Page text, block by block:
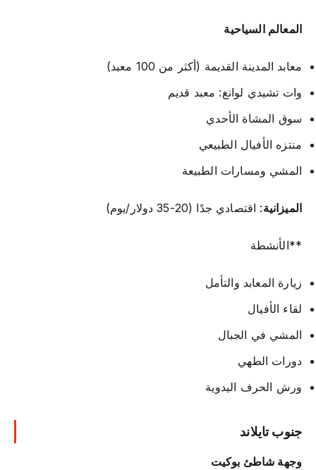
المعالم السياحية
معابد المدينة القديمة (أكثر من 100 معبد)
وات تشيدي لوانغ: معبد قديم
سوق المشاة الأحدي
منتزه الأفيال الطبيعي
المشي ومسارات الطبيعة
الميزانية: اقتصادي جدًا (20-35 دولار/يوم)
**الأنشطة
زيارة المعابد والتأمل
لقاء الأفيال
المشي في الجبال
دورات الطهي
ورش الحرف اليدوية
جنوب تايلاند
وجهة شاطئ بوكيت